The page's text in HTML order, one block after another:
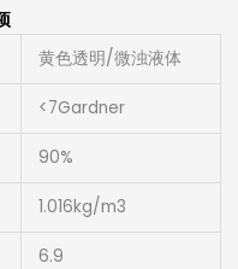
黄色透明/微浊液体
<7Gardner
90%
1.016kg/m3
6.9